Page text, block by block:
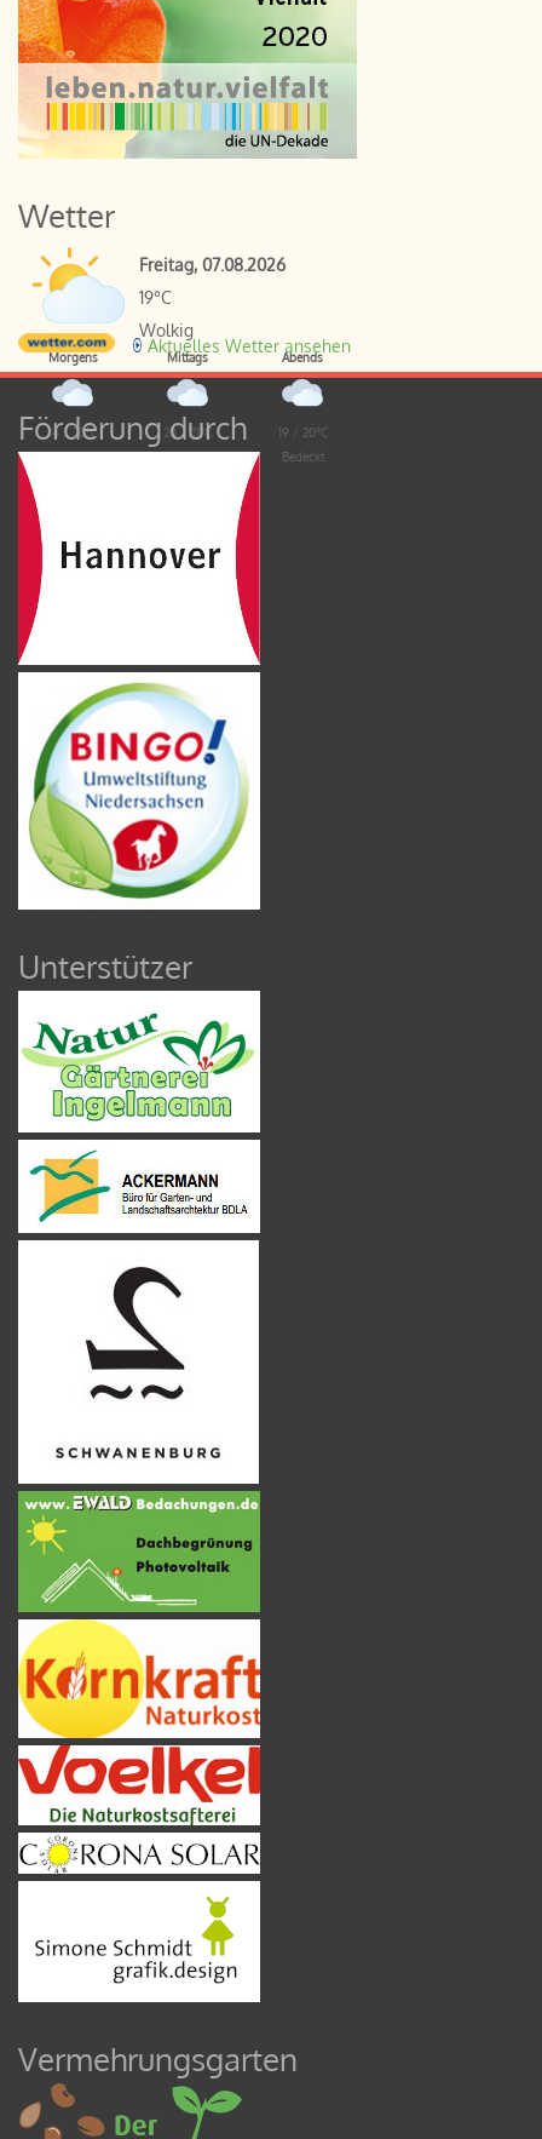
Wetter
Freitag, 07.08.2026
19°C
Wolkig
Morgens
14 / 20°C
Bedeckt
Mittags
20 / 21°C
Bedeckt
Abends
19 / 20°C
Bedeckt
Aktuelles Wetter ansehen
Förderung durch
Unterstützer
Vermehrungsgarten